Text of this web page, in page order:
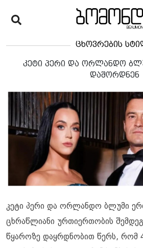
ცხოვრების
კეტი პერი და ორლანდო
დაშორდნენ
კეტი პერი და ორლანდო ბლუმი
ცხრაწლიანი ურთიერთობის
წყაროზე დაყრდნობით წერს, რომ